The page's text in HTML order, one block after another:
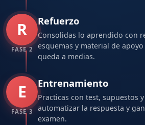
R
FASE 2
Refuerzo
Consolidas lo aprendido con
esquemas y material de
queda a medias.
E
FASE 3
Entrenamiento
Practicas con test, supuestos
automatizar la respuesta y
examen.